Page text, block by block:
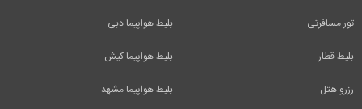
بلیط هواپیما دبی
بلیط هواپیما کیش
بلیط هواپیما مشهد
تور مسافرتی
بلیط قطار
رزرو هتل